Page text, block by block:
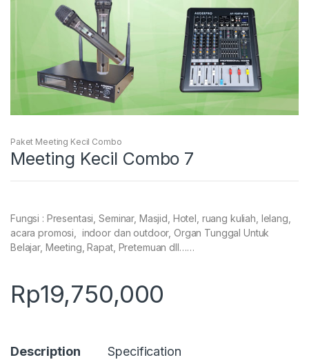
Paket Meeting Kecil Combo
Meeting Kecil Combo 7
Fungsi : Presentasi, Seminar, Masjid, Hotel, ruang kuliah, lelang,
acara promosi, indoor dan outdoor, Organ Tunggal Untuk
Belajar, Meeting, Rapat, Pretemuan dll……
Rp19,750,000
Description Specification